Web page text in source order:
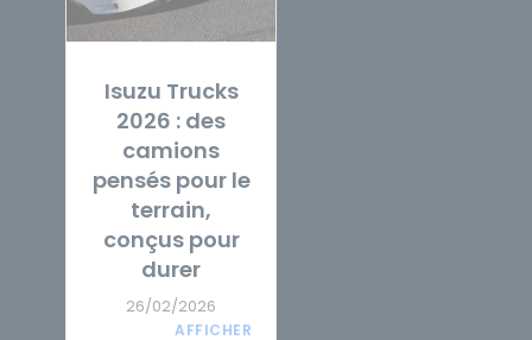
Isuzu Trucks
2026 : des
camions
pensés pour le
terrain,
conçus pour
durer
26/02/2026